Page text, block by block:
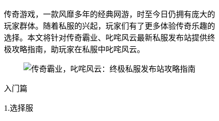
传奇游戏，一款风靡多年的经典网游，时至今日仍拥有庞大的
玩家群体。随着私服的兴起，玩家们有了更多体验传奇乐趣的
选择。本文将针对传奇霸业、叱咤风云最新私服发布站提供终
极攻略指南，助玩家在私服中叱咤风云。
入门篇
1.选择服